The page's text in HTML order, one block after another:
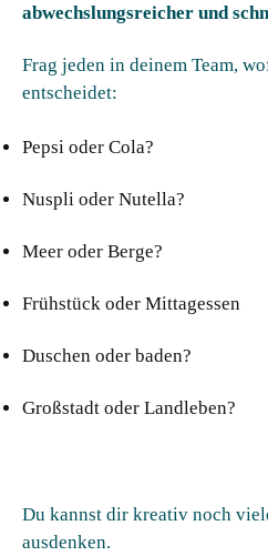
abwechslungsreicher und
Frag jeden in deinem Team,
entscheidet:
Pepsi oder Cola?
Nuspli oder Nutella?
Meer oder Berge?
Frühstück oder Mittagessen
Duschen oder baden?
Großstadt oder Landleben?
Du kannst dir kreativ noch
ausdenken.